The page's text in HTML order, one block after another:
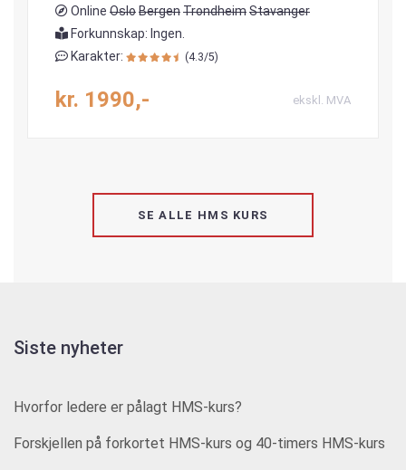
Online OsloBergenTrondheimStavanger
Forkunnskap: Ingen.
Karakter:
(4.3/5)
kr. 1990,- ekskl. MVA
SE ALLE HMS KURS
Siste nyheter
Hvorfor ledere er pålagt HMS-kurs?
Forskjellen på forkortet HMS-kurs og 40-timers HMS-kurs